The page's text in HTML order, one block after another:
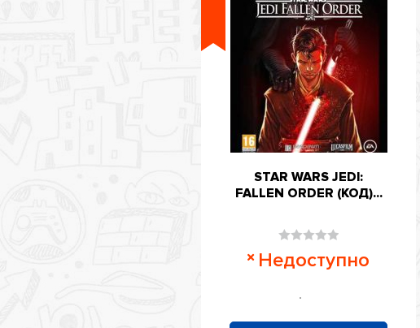
STAR WARS JEDI:
FALLEN ORDER (КОД)...
0
Недоступно